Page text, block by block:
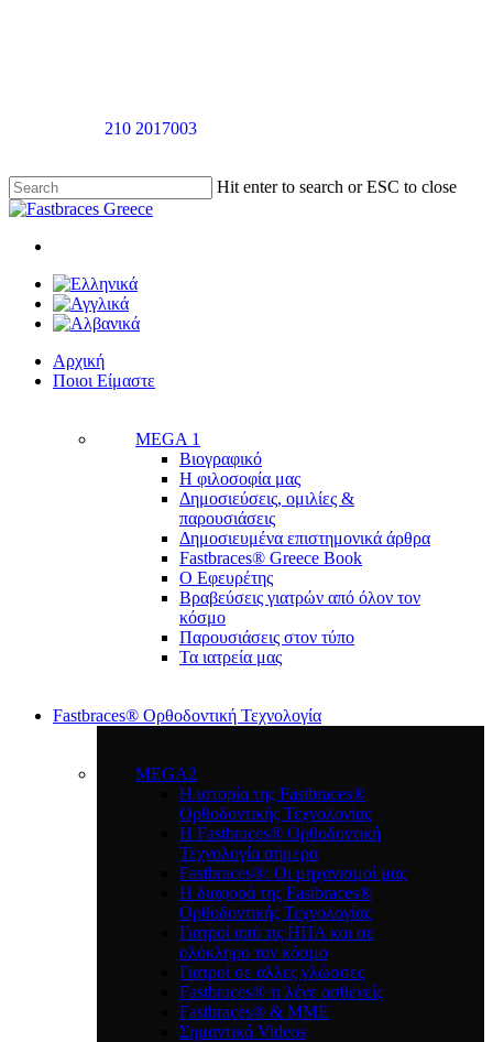
210 2017003
Hit enter to search or ESC to close
Close
Menu
Menu
Αρχική
Ποιοι Είμαστε
MEGA 1
Βιογραφικό
Η φιλοσοφία μας
Δημοσιεύσεις, ομιλίες &
παρουσιάσεις
Δημοσιευμένα επιστημονικά άρθρα
Fastbraces® Greece Book
Ο Εφευρέτης
Bραβεύσεις γιατρών από όλον τον
κόσμο
Παρουσιάσεις στον τύπο
Τα ιατρεία μας
Fastbraces® Ορθοδοντική Τεχνολογία
MEGA2
Η ιστορία της Fastbraces®
Ορθοδοντικής Τεχνολογίας
H Fastbraces® Ορθοδοντική
Τεχνολογία σήμερα
Fastbraces®: Οι μηχανισμοί μας
Η διαφορά της Fastbraces®
Ορθοδοντικής Τεχνολογίας
Γιατροί από τις ΗΠΑ και σε
ολόκληρο τον κόσμο
Γιατροί σε άλλες γλώσσες
Fastbraces® τι λένε ασθενείς
Fastbraces® & ΜΜΕ
Σημαντικά Videos